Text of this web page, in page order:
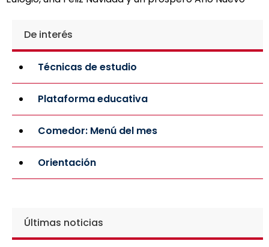
De interés
Técnicas de estudio
Plataforma educativa
Comedor: Menú del mes
Orientación
Últimas noticias